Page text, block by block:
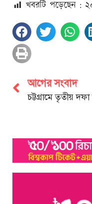
খবরটি পড়েছেন :
আগের সংবাদ